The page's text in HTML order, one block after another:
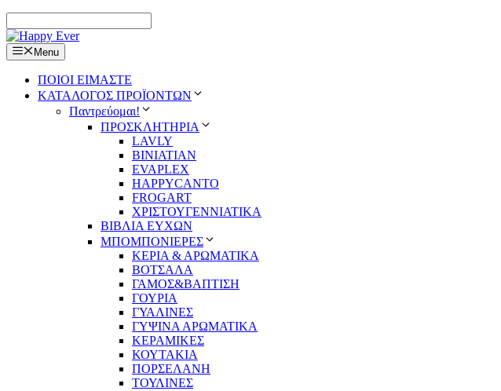
Menu
ΠΟΙΟΙ ΕΙΜΑΣΤΕ
ΚΑΤΑΛΟΓΟΣ ΠΡΟΪΟΝΤΩΝ
Παντρεύομαι!
ΠΡΟΣΚΛΗΤΗΡΙΑ
LAVLY
BINIATIAN
EVAPLEX
HAPPYCANTO
FROGART
ΧΡΙΣΤΟΥΓΕΝΝΙΑΤΙΚΑ
ΒΙΒΛΙΑ ΕΥΧΩΝ
ΜΠΟΜΠΟΝΙΕΡΕΣ
ΚΕΡΙΑ & ΑΡΩΜΑΤΙΚΑ
ΒΟΤΣΑΛΑ
ΓΑΜΟΣ&ΒΑΠΤΙΣΗ
ΓΟΥΡΙΑ
ΓΥΑΛΙΝΕΣ
ΓΥΨΙΝΑ ΑΡΩΜΑΤΙΚΑ
ΚΕΡΑΜΙΚΕΣ
ΚΟΥΤΑΚΙΑ
ΠΟΡΣΕΛΑΝΗ
ΤΟΥΛΙΝΕΣ